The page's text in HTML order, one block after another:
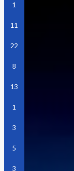
1
11
22
8
13
1
3
5
3